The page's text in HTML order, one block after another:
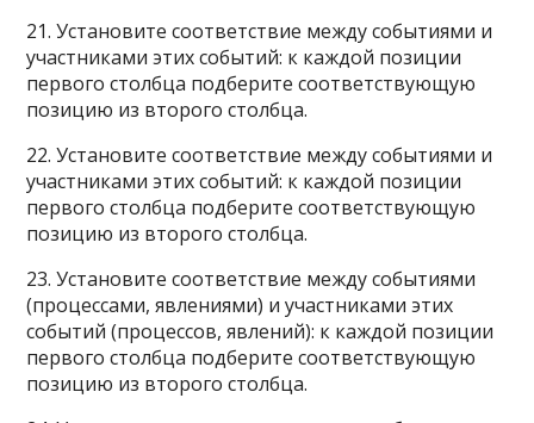
21. Установите соответствие между событиями и
участниками этих событий: к каждой позиции
первого столбца подберите соответствующую
позицию из второго столбца.
22. Установите соответствие между событиями и
участниками этих событий: к каждой позиции
первого столбца подберите соответствующую
позицию из второго столбца.
23. Установите соответствие между событиями
(процессами, явлениями) и участниками этих
событий (процессов, явлений): к каждой позиции
первого столбца подберите соответствующую
позицию из второго столбца.